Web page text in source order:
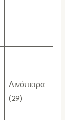
Λινόπετρα
(29)